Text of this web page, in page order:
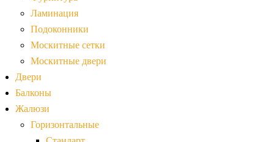
Ламинация
Подоконники
Москитные сетки
Москитные двери
Двери
Балконы
Жалюзи
Горизонтальные